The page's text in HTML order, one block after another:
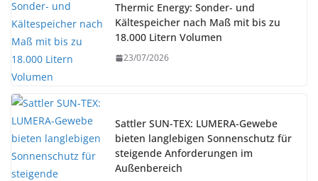
Thermic Energy: Sonder- und
Kältespeicher nach Maß mit bis zu
18.000 Litern Volumen
23/07/2026
Sattler SUN-TEX: LUMERA-Gewebe
bieten langlebigen Sonnenschutz für
steigende Anforderungen im
Außenbereich